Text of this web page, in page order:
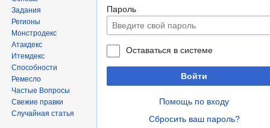
Пароль
Оставаться в системе
Войти
Помощь по входу
Сбросить ваш пароль?
Задания
Регионы
Монстродекс
Атакдекс
Итемдекс
Способности
Ремесло
Частые Вопросы
Свежие правки
Случайная статья